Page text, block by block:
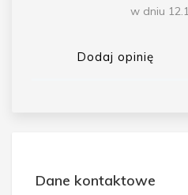
w dniu
Dodaj opinię
Dane kontaktowe